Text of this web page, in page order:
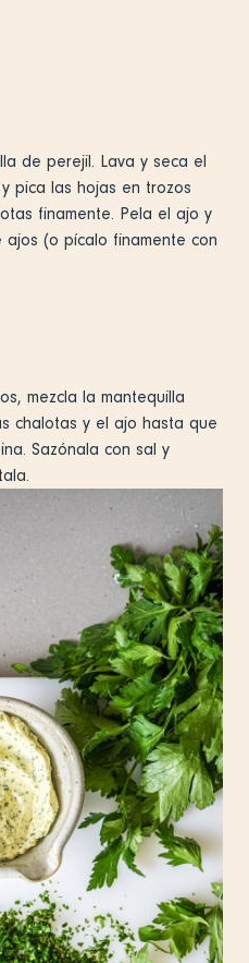
de perejil. Lava y seca el
pica las hojas en trozos
finamente. Pela el ajo y
(o pícalo finamente con
mezcla la mantequilla
chalotas y el ajo hasta que
Sazónala con sal y